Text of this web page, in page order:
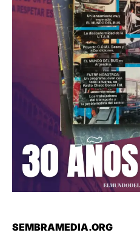
SEMBRAMEDIA.ORG